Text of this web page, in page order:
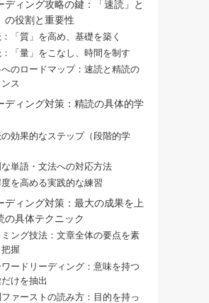
ディング攻略の鍵：「速読」と
の役割と重要性
「質」を高め、基礎を築く
「量」をこなし、時間を制す
のロードマップ：速読と精読の
ス
ディング対策：精読の具体的学
効果的なステップ（段階的学
単語・文法への対応方法
を高める実践的な練習
ディング対策：最大の成果を上
の具体テクニック
ミング技法：文章全体の要点を素
握
ワードリーディング：意味を持つ
けを抽出
ァーストの読み方：目的を持っ